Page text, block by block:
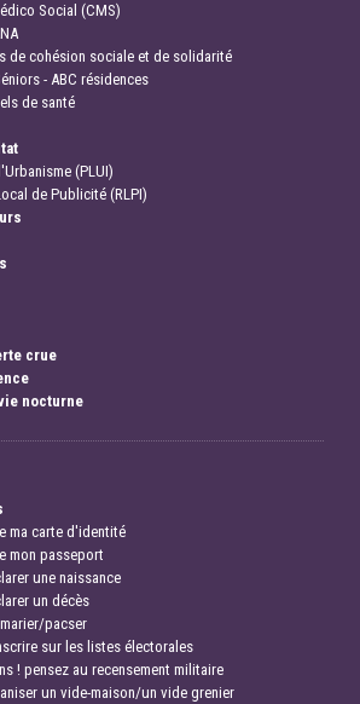
Social (CMS)
de cohésion sociale et de solidarité
- ABC résidences
de santé
(PLUI)
de Publicité (RLPI)
crue
nocturne
ma carte d'identité
mon passeport
une naissance
un décès
pacser
sur les listes électorales
! pensez au recensement militaire
un vide-maison/un vide grenier